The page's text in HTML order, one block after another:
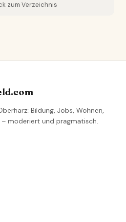
zum Verzeichnis
Bildung, Jobs, Wohnen,
moderiert und pragmatisch.